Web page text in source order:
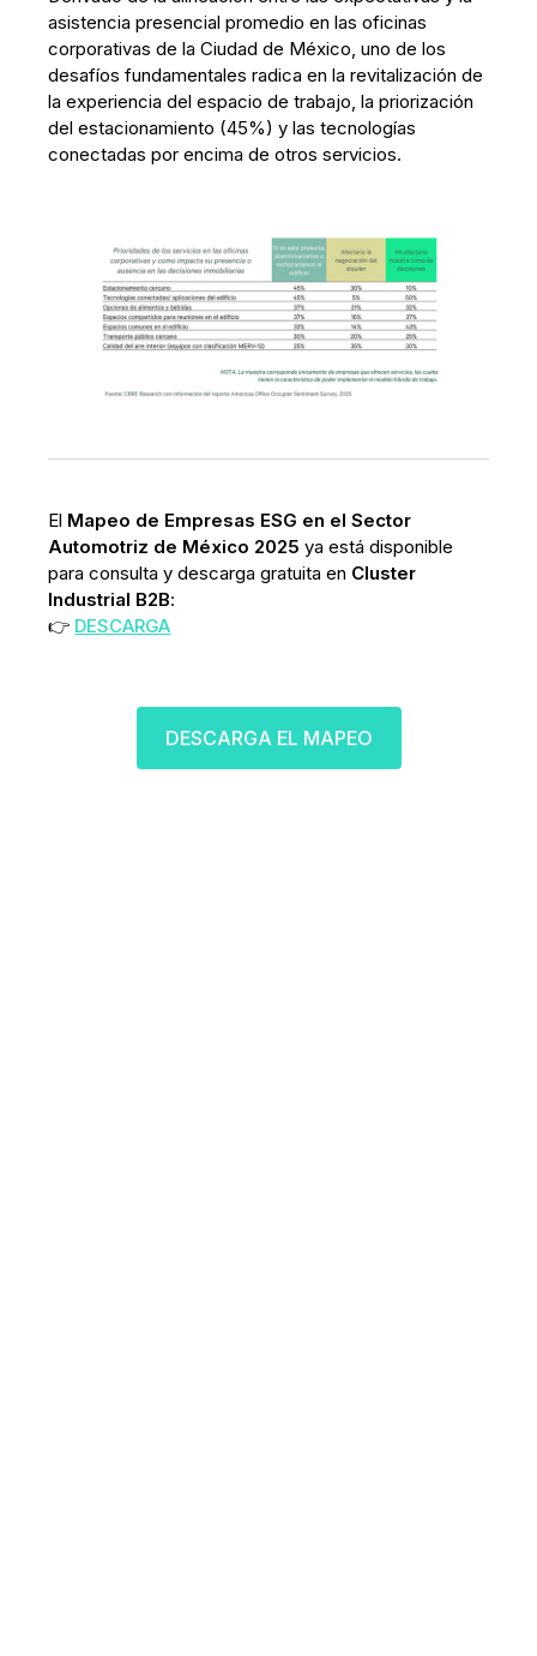
asistencia presencial promedio en las oficinas
corporativas de la Ciudad de México, uno de los
desafíos fundamentales radica en la revitalización de
la experiencia del espacio de trabajo, la priorización
del estacionamiento (45%) y las tecnologías
conectadas por encima de otros servicios.
El Mapeo de Empresas ESG en el Sector
Automotriz de México 2025 ya está disponible
para consulta y descarga gratuita en Cluster
Industrial B2B:
👉 DESCARGA
DESCARGA EL MAPEO